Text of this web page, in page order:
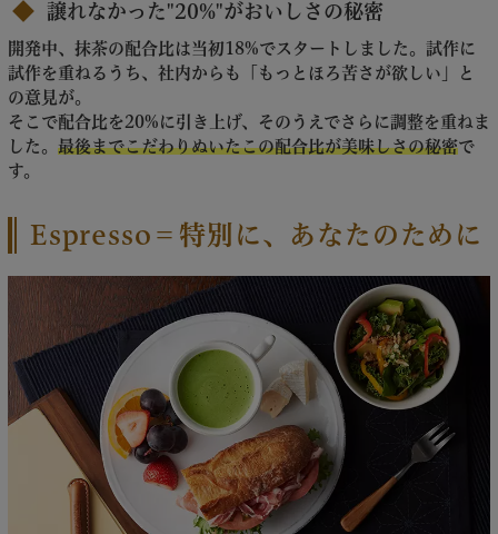
譲れなかった"20%"がおいしさの秘密
開発中、抹茶の配合比は当初18%でスタートしました。試作に
試作を重ねるうち、社内からも「もっとほろ苦さが欲しい」と
の意見が。
そこで配合比を20%に引き上げ、そのうえでさらに調整を重ねま
した。 最後までこだわりぬいたこの配合比が美味しさの秘密で
す。
Espresso＝特別に、あなたのために